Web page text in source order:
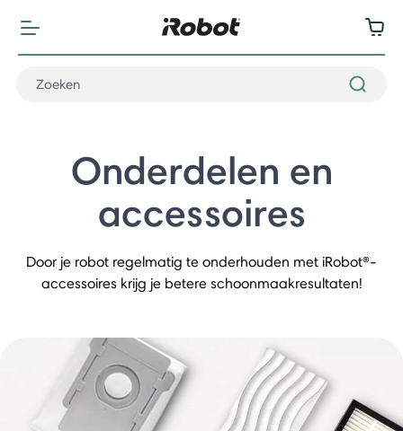
Onderdelen en
accessoires
Door je robot regelmatig te onderhouden met iRobot®-
accessoires krijg je betere schoonmaakresultaten!